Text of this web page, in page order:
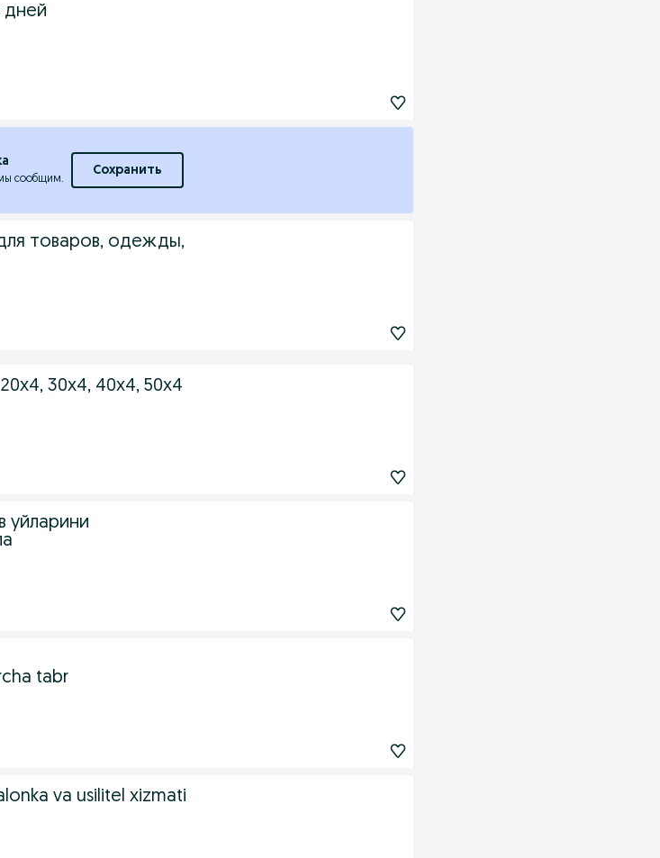
дней
мы сообщим.
Сохранить
товаров, одежды,
30x4, 40x4, 50x4
уйларини
tabr
va usilitel xizmati